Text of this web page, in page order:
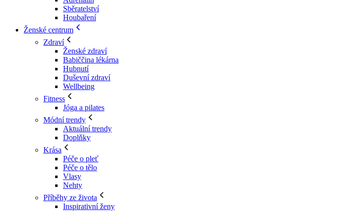
Sběratelství
Houbaření
Ženské centrum
Zdraví
Ženské zdraví
Babiččina lékárna
Hubnutí
Duševní zdraví
Wellbeing
Fitness
Jóga a pilates
Módní trendy
Aktuální trendy
Doplňky
Krása
Péče o pleť
Péče o tělo
Vlasy
Nehty
Příběhy ze života
Inspirativní ženy